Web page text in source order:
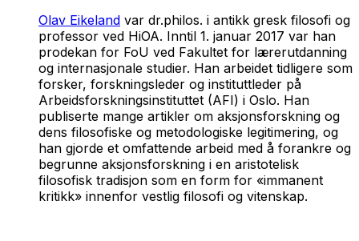
Olav Eikeland var dr.philos. i antikk gresk filosofi og
professor ved HiOA. Inntil 1. januar 2017 var han
prodekan for FoU ved Fakultet for lærerutdanning
og internasjonale studier. Han arbeidet tidligere som
forsker, forskningsleder og instituttleder på
Arbeidsforskningsinstituttet (AFI) i Oslo. Han
publiserte mange artikler om aksjonsforskning og
dens filosofiske og metodologiske legitimering, og
han gjorde et omfattende arbeid med å forankre og
begrunne aksjonsforskning i en aristotelisk
filosofisk tradisjon som en form for «immanent
kritikk» innenfor vestlig filosofi og vitenskap.